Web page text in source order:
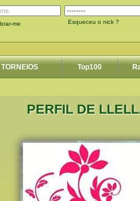
me Esqueceu o nick ?
TORNEIOS Top100
PERFIL DE